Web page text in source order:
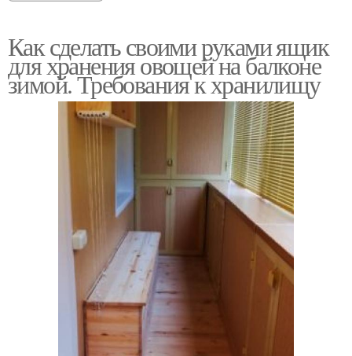
Как сделать своими руками ящик
для хранения овощей на балконе
зимой. Требования к хранилищу